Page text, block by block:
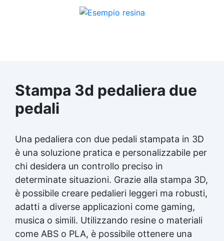
Stampa 3d pedaliera due
pedali
Una pedaliera con due pedali stampata in 3D
è una soluzione pratica e personalizzabile per
chi desidera un controllo preciso in
determinate situazioni. Grazie alla stampa 3D,
è possibile creare pedalieri leggeri ma robusti,
adatti a diverse applicazioni come gaming,
musica o simili. Utilizzando resine o materiali
come ABS o PLA, è possibile ottenere una